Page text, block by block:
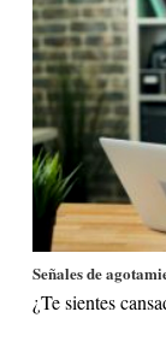
Señales de
¿Te sientes